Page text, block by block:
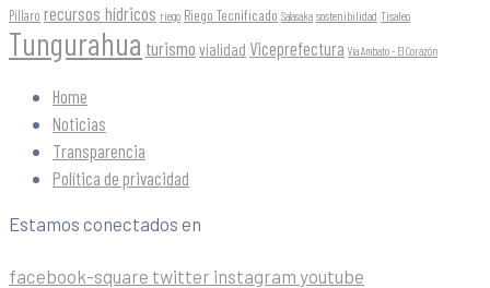
Píllaro recursos hídricos riego Riego Tecnificado Salasaka sostenibilidad Tisaleo
Tungurahua turismo vialidad Viceprefectura Vía Ambato - El Corazón
Home
Noticias
Transparencia
Política de privacidad
Estamos conectados en
facebook-square twitter instagram youtube